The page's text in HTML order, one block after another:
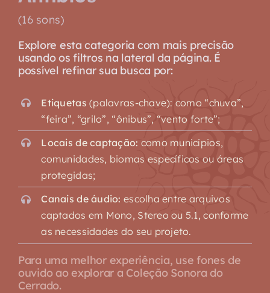
(16 sons)
Explore esta categoria com mais precisão
usando os filtros na lateral da página. É
possível refinar sua busca por:
Etiquetas (palavras-chave): como “chuva”,
“feira”, “grilo”, “ônibus”, “vento forte”;
Locais de captação: como municípios,
comunidades, biomas específicos ou áreas
protegidas;
Canais de áudio: escolha entre arquivos
captados em Mono, Stereo ou 5.1, conforme
as necessidades do seu projeto.
Para uma melhor experiência, use fones de
ouvido ao explorar a Coleção Sonora do
Cerrado.